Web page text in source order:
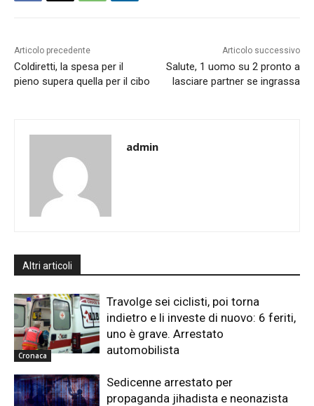
Articolo precedente
Coldiretti, la spesa per il
pieno supera quella per il cibo
Articolo successivo
Salute, 1 uomo su 2 pronto a
lasciare partner se ingrassa
admin
Altri articoli
Cronaca
Travolge sei ciclisti, poi torna
indietro e li investe di nuovo: 6 feriti,
uno è grave. Arrestato
automobilista
Sedicenne arrestato per
propaganda jihadista e neonazista